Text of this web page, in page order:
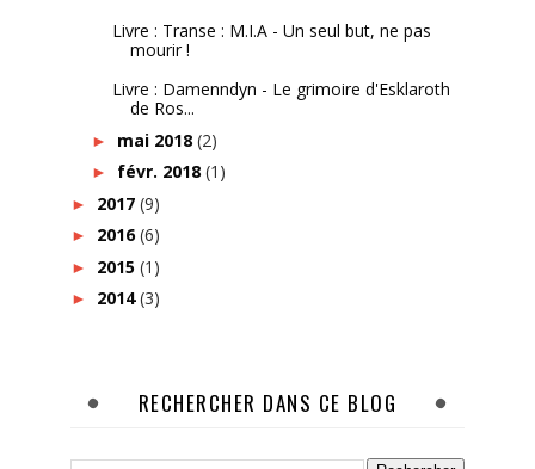
Livre : Transe : M.I.A - Un seul but, ne pas
mourir !
Livre : Damenndyn - Le grimoire d'Esklaroth
de Ros...
► mai 2018 (2)
► févr. 2018 (1)
► 2017 (9)
► 2016(6)
► 2015 (1)
► 2014(3)
RECHERCHER DANS CE BLOG